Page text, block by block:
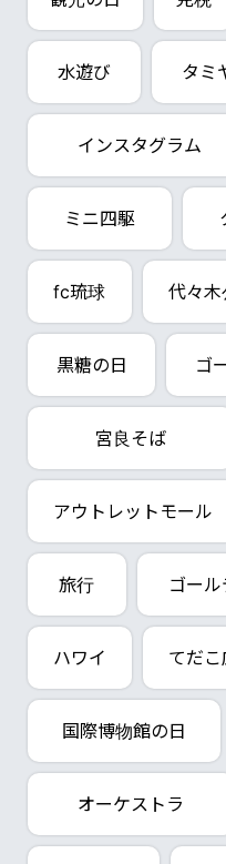
水遊び タミ
インスタグラム
ミニ四駆
fc琉球 代々木
黒糖の日 ゴ
宮良そば
アウトレットモール
旅行 ゴー
ハワイ てだ
国際博物館の日
オーケストラ